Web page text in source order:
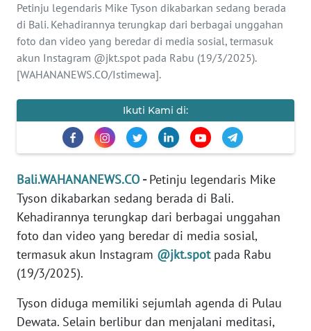
Petinju legendaris Mike Tyson dikabarkan sedang berada
di Bali. Kehadirannya terungkap dari berbagai unggahan
foto dan video yang beredar di media sosial, termasuk
akun Instagram @jkt.spot pada Rabu (19/3/2025).
[WAHANANEWS.CO/Istimewa].
Ikuti Kami di:
Bali.WAHANANEWS.CO -Petinju legendaris Mike
Tyson dikabarkan sedang berada di Bali.
Kehadirannya terungkap dari berbagai unggahan
foto dan video yang beredar di media sosial,
termasuk akun Instagram @jkt.spotpada Rabu
(19/3/2025).
Tyson diduga memiliki sejumlah agenda di Pulau
Dewata. Selain berlibur dan menjalani meditasi,
INFO
IKLAN
KAMI
REDAKSI
KARIR
DISCLAIMER
News
Regional